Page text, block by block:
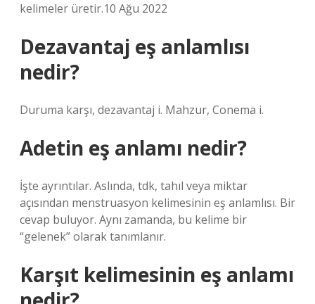
kelimeler üretir.10 Ağu 2022
Dezavantaj eş anlamlısı
nedir?
Duruma karşı, dezavantaj i. Mahzur, Conema i.
Adetin eş anlamı nedir?
İşte ayrıntılar. Aslında, tdk, tahıl veya miktar
açısından menstruasyon kelimesinin eş anlamlısı. Bir
cevap buluyor. Aynı zamanda, bu kelime bir
“gelenek” olarak tanımlanır.
Karşıt kelimesinin eş anlamı